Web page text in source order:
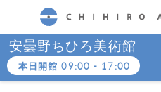
CHIHIRO ART MUSEUM
安曇野ちひろ美術館
本日開館09:00 - 17:00